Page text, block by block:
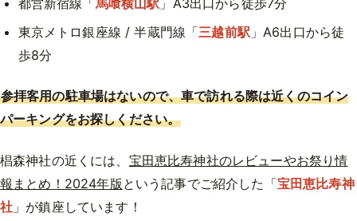
都営新宿線「馬喰横山駅 」A3出口から徒歩7分
東京メトロ銀座線 / 半蔵門線「三越前駅 」A6出口から徒
歩8分
参拝客用の駐車場はないので、車で訪れる際は近くのコイン
パーキングをお探しください。
椙森神社の近くには、 宝田恵比寿神社のレビューやお祭り情
報まとめ！2024年版 という記事でご紹介した「宝田恵比寿神
社 」が鎮座しています！